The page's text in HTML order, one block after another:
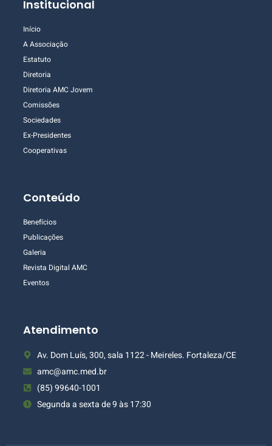
Institucional
Início
A Associação
Estatuto
Diretoria
Diretoria AMC Jovem
Comissões
Sociedades
Ex-Presidentes
Cooperativas
Conteúdo
Benefícios
Publicações
Galeria
Revista Digital AMC
Eventos
Atendimento
Av. Dom Luís, 300, sala 1122 - Meireles. Fortaleza/CE
amc@amc.med.br
(85) 99640-1001
Segunda a sexta de 9 às 17:30